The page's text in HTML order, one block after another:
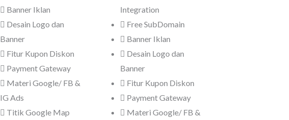
Banner Iklan
Desain Logo dan
Banner
Fitur Kupon Diskon
Payment Gateway
Materi Google/ FB &
IG Ads
Titik Google Map
Integration
Free SubDomain
Banner Iklan
Desain Logo dan
Banner
Fitur Kupon Diskon
Payment Gateway
Materi Google/ FB &